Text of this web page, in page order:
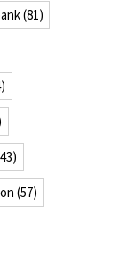
(81)
(57)